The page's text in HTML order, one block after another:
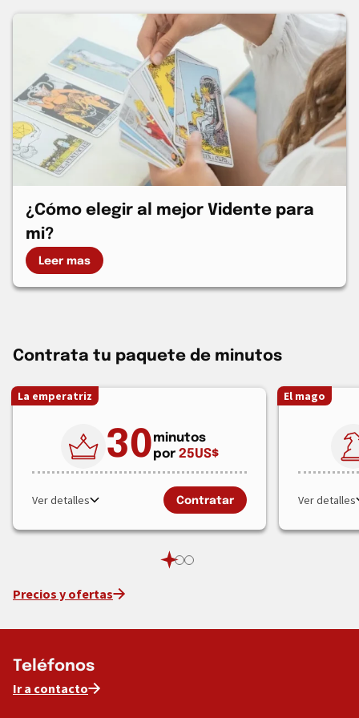
¿Cómo elegir al mejor Vidente para
mi?
Leer mas
Contrata tu paquete de minutos
La emperatriz
30minutos
por 25US$
Ver detalles Contratar
El mago
Ver detalles
Precios y ofertas
Teléfonos
Ir a contacto